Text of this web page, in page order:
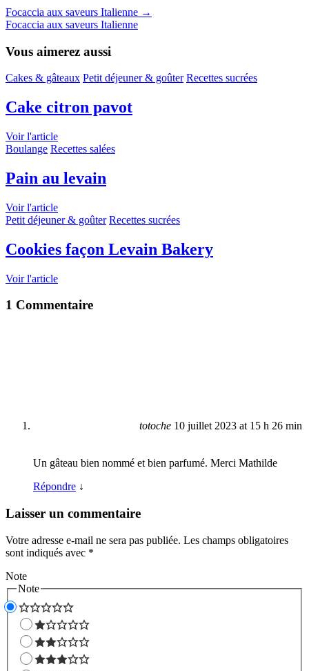
Focaccia aux saveurs Italienne →
Focaccia aux saveurs Italienne
Vous aimerez aussi
Cakes & gâteaux Petit déjeuner & goûter Recettes sucrées
Cake citron pavot
Voir l'article
Boulange Recettes salées
Pain au levain
Voir l'article
Petit déjeuner & goûter Recettes sucrées
Cookies façon Levain Bakery
Voir l'article
1 Commentaire
totoche 10 juillet 2023 at 15 h 26 min
Un gâteau bien nommé et bien parfumé. Merci Mathilde
Répondre ↓
Laisser un commentaire
Votre adresse e-mail ne sera pas publiée. Les champs obligatoires
sont indiqués avec *
Note
Note